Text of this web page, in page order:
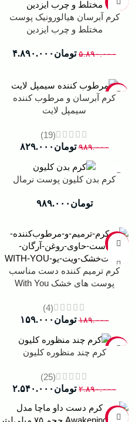
کرم آبرسان هیالورونیک پوست
مختلط و چرب ایزدین
۵.۸۹۰.۰۰۰ تومان ۴.۸۹۰.۰۰۰
-16%کرم آبرسان و مرطوب کننده
سیمپل لایت
(19)
۹۸۹.۰۰۰ تومان ۸۲۹.۰۰۰
کرم بدن کلیون پوست نرمال
تومان ۹۸۹.۰۰۰
-16%
کرم ترمیم کننده دست مناسب
پوست های خشک With You
(4)
۱۸۹.۰۰۰ تومان ۱۵۹.۰۰۰
-12% کرم چند منظوره کلیون
(25)
۲.۸۹۰.۰۰۰ تومان ۲.۵۴۰.۰۰۰